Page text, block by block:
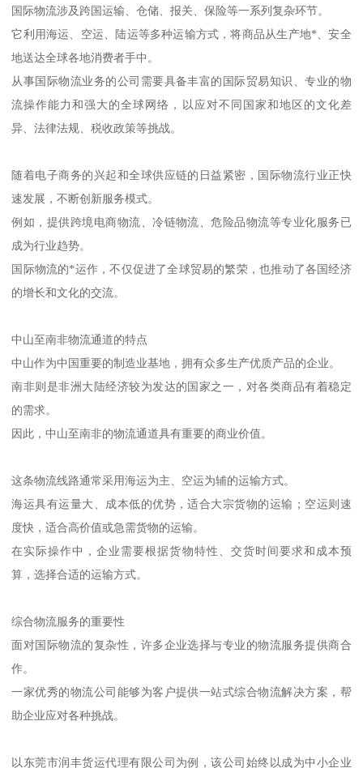
国际物流涉及跨国运输、仓储、报关、保险等一系列复杂环节。
它利用海运、空运、陆运等多种运输方式，将商品从生产地*、安全
地送达全球各地消费者手中。
从事国际物流业务的公司需要具备丰富的国际贸易知识、专业的物
流操作能力和强大的全球网络，以应对不同国家和地区的文化差
异、法律法规、税收政策等挑战。
随着电子商务的兴起和全球供应链的日益紧密，国际物流行业正快
速发展，不断创新服务模式。
例如，提供跨境电商物流、冷链物流、危险品物流等专业化服务已
成为行业趋势。
国际物流的*运作，不仅促进了全球贸易的繁荣，也推动了各国经济
的增长和文化的交流。
中山至南非物流通道的特点
中山作为中国重要的制造业基地，拥有众多生产优质产品的企业。
南非则是非洲大陆经济较为发达的国家之一，对各类商品有着稳定
的需求。
因此，中山至南非的物流通道具有重要的商业价值。
这条物流线路通常采用海运为主、空运为辅的运输方式。
海运具有运量大、成本低的优势，适合大宗货物的运输；空运则速
度快，适合高价值或急需货物的运输。
在实际操作中，企业需要根据货物特性、交货时间要求和成本预
算，选择合适的运输方式。
综合物流服务的重要性
面对国际物流的复杂性，许多企业选择与专业的物流服务提供商合
作。
一家优秀的物流公司能够为客户提供一站式综合物流解决方案，帮
助企业应对各种挑战。
以东莞市润丰货运代理有限公司为例，该公司始终以成为中小企业